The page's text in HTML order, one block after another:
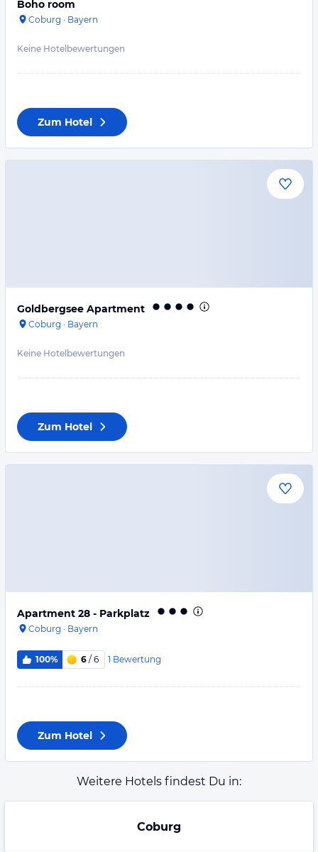
Boho room
Coburg · Bayern
Keine Hotelbewertungen
Zum Hotel
Goldbergsee Apartment
Coburg · Bayern
Keine Hotelbewertungen
Zum Hotel
Apartment 28 - Parkplatz
Coburg · Bayern
100% 6 / 6 1 Bewertung
Zum Hotel
Weitere Hotels findest Du in:
Coburg